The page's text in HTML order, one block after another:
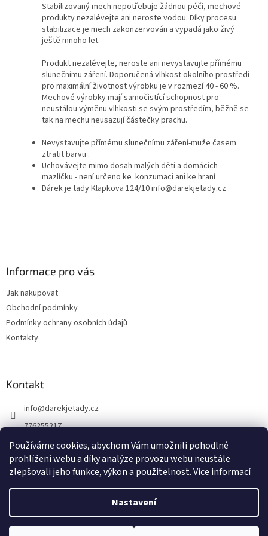
Používáme cookies, abychom Vám umožnili pohodlné
prohlížení webu a díky analýze provozu webu neustále
zlepšovali jeho funkce, výkon a použitelnost.Více informací
Nastavení
Stabilizovaný mech nepotřebuje žádnou péči, mechové
produkty nezalévejte ani neroste vodou. Díky procesu
stabilizace je mech zakonzervován a vypadá jako živý
ještě mnoho let.
Produkt nezalévejte, neroste ani nevystavujte přímému
slunečnímu záření. Doporučená vlhkost okolního prostředí
pro maximální životnost výrobku je v rozmezí 40 - 60 %.
Mechové výrobky mají samočistící schopnost pro
neustálou výměnu vlhkosti se svým prostředím, běžně se
tak na mechu neusazují částečky prachu.
Nevystavujte přímému slunečnímu záření-muže časem
ztratit barvu .
Uchovávejte mimo dosah malých dětí a domácích
mazlíčku - není určeno ke konzumaci ani ke hraní
Dárek je tady Klapkova 124/10 info@darekjetady.cz
Informace pro vás
Jak nakupovat
Obchodní podmínky
Podmínky ochrany osobních údajů
Kontakty
Kontakt
info@darekjetady.cz
776255217
DÁREK JE TADY
darek_je_tady
Vytvořil Shoptet